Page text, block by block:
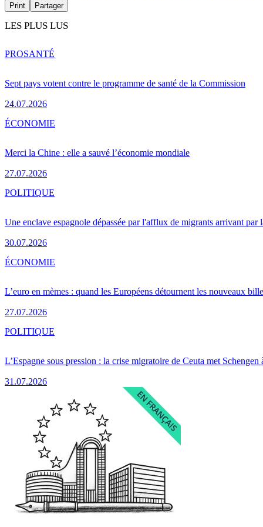
Print Partager
LES PLUS LUS
Sept pays votent contre le programme de santé de la Commission
24.07.2026
PROSANTÉ
Merci la Chine : elle a sauvé l’économie mondiale
27.07.2026
ÉCONOMIE
Une enclave espagnole dépassée par l'afflux de migrants arrivant par
30.07.2026
POLITIQUE
L’euro en mèmes : quand les Européens détournent les nouveaux
27.07.2026
ÉCONOMIE
L’Espagne sous pression : la crise migratoire de Ceuta met Schengen
31.07.2026
POLITIQUE